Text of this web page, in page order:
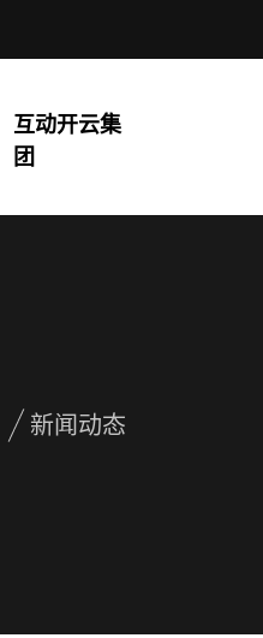
互动开云集
团
新闻动态